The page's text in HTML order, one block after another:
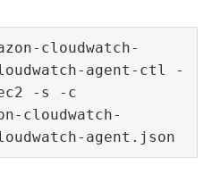
cloudwatch-
agent-ctl -
-s -c
cloudwatch-
agent.json